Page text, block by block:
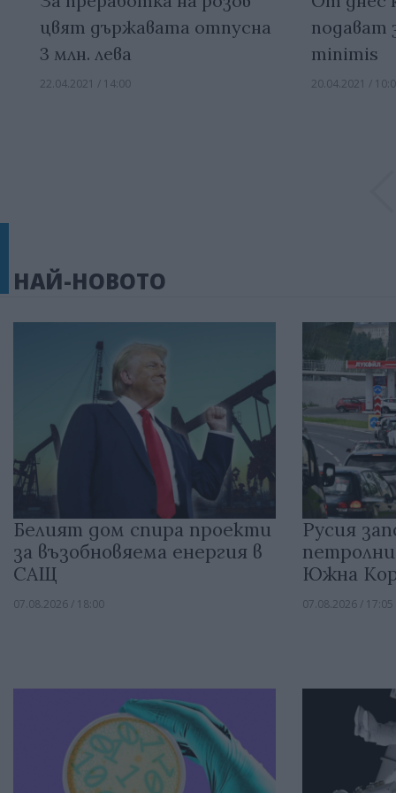
цвят държавата отпусна
3 млн. лева
22.04.2021 / 14:00
подават
minimis
20.04.2021 /
НАЙ-НОВОТО
Белият дом спира проекти
за възобновяема енергия в
САЩ
07.08.2026 / 18:00
Русия
Южна
07.08.2026 / 17:05